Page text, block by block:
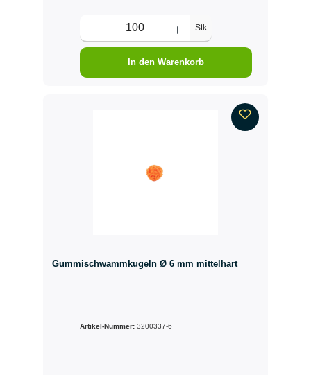
Stk
In den Warenkorb
Gummischwammkugeln Ø 6 mm mittelhart
Artikel-Nummer: 3200337-6